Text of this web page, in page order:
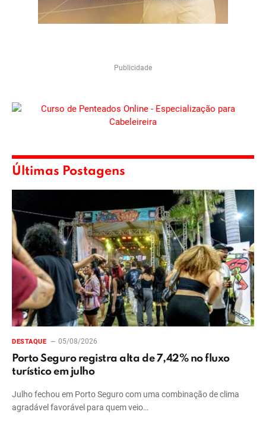
Publicidade
Últimas Postagens
DESTAQUE 05/08/2026
Porto Seguro registra alta de 7,42% no fluxo
turístico em julho
Julho fechou em Porto Seguro com uma combinação de clima
agradável favorável para quem veio…